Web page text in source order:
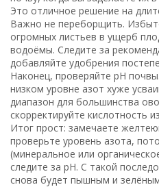
Это отличное решение на
Важно не переборщить.
огромных листьев в ущерб
водоёмы. Следите за
добавляйте удобрения
Наконец, проверяйте pH
низком уровне азот хуже
диапазон для большинства
скорректируйте кислотность
Итог прост: замечаете
проверьте уровень азота,
(минеральное или
следите за pH. С такой
снова будет пышным и